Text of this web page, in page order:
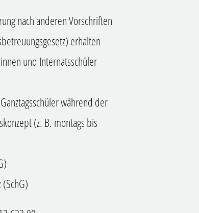
nach anderen Vorschriften
erhalten
und Internatsschüler
während der
(z. B. montags bis